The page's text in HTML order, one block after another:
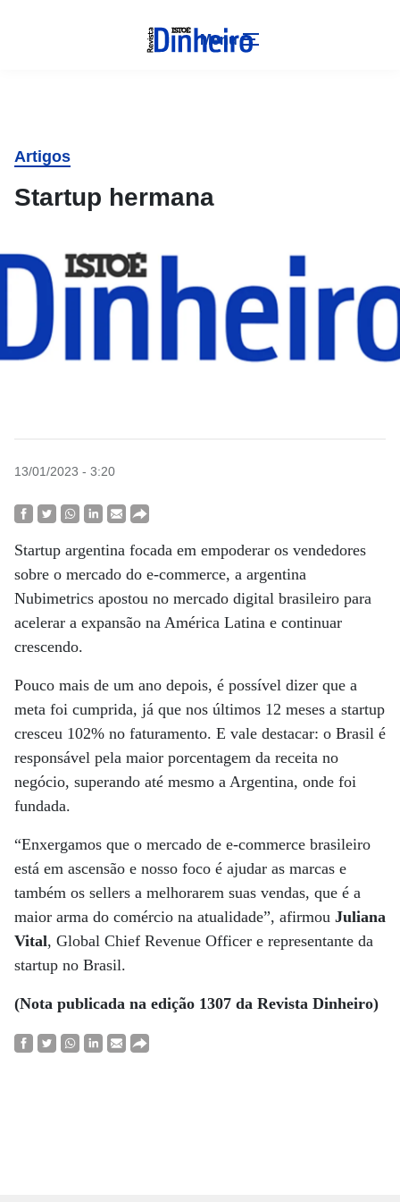
Menu
Artigos
Startup hermana
13/01/2023 - 3:20
Startup argentina focada em empoderar os vendedores
sobre o mercado do e-commerce, a argentina
Nubimetrics apostou no mercado digital brasileiro para
acelerar a expansão na América Latina e continuar
crescendo.
Pouco mais de um ano depois, é possível dizer que a
meta foi cumprida, já que nos últimos 12 meses a startup
cresceu 102% no faturamento. E vale destacar: o Brasil é
responsável pela maior porcentagem da receita no
negócio, superando até mesmo a Argentina, onde foi
fundada.
“Enxergamos que o mercado de e-commerce brasileiro
está em ascensão e nosso foco é ajudar as marcas e
também os sellers a melhorarem suas vendas, que é a
maior arma do comércio na atualidade”, afirmou Juliana
Vital, Global Chief Revenue Officer e representante da
startup no Brasil.
(Nota publicada na edição 1307 da Revista Dinheiro)